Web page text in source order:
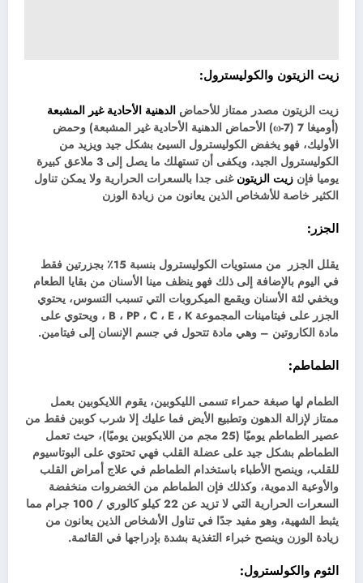
زيت الزيتون والكوليسترول:
زيت الزيتون مصدر ممتاز للأحماض الدهنية الأحادية غير المشبعة
(أوميغا 7 (ω-7) الأحماض الدهنية الأحادية غير المشبعة) وحمض
الأوليك، فهو يخفض الكوليسترول السيئ بشكل جيد ويزيد من
الكوليسترول الجيد، ويكفى أن تستهلك ما يصل إلى 3 ملاعق كبيرة
يوميا فإن زيت الزيتون غنى جدا بالسعرات الحرارية ولا يمكن تناول
الكثير خاصة للأشخاص الذين يعانون من زيادة الوزن
الجزر:
يقلل الجزر من مستويات الكوليسترول بنسبة 15٪ بجزرتين فقط
في اليوم بالإضافة إلى ذلك فهو ينظف مينا الأسنان من بقايا الطعام
ويخفي لثة الأسنان ويقمع الميكروبات التي تسبب التسوس، يحتوي
الجزر على فيتامينات المجموعة B ، PP ، C ، E ، K ، ويحتوي على
مادة الكاروتين – وهي مادة تتحول في جسم الإنسان إلى فيتامين.
الطماطم:
الطمام لها صبغة حمراء تسمى الليكوبين، يقوم اللايكوبين بعمل
ممتاز لإزالة الدهون وتطبيع الأيض فما عليك إلا شرب كوبين فقط من
عصير الطماطم يوميًا (25 مجم من اللايكوبين يوميًا)، حيث تعمل
الطماطم بشكل جيد على عضلة القلب فهي تحتوي على البوتاسيوم
للقلب، وينصح الأطباء باستخدام الطماطم في علاج أمراض القلب
والأوعية الدموية، وكذلك فإن الطماطم من الخضروات منخفضة
السعرات الحرارية التي لا تزيد عن 22 كيلو كالوري / 100 جرام مما
يثبط الشهية، وهو مفيد جدًا في تناول الأشخاص الذين يعانون من
زيادة الوزن وينصح خبراء التغذية بشدة بإدراجها في القائمة.
الثوم والكولسترول: